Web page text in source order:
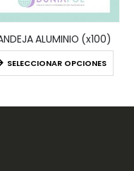
ALUMINIO (x100)
SELECCIONAR OPCIONES